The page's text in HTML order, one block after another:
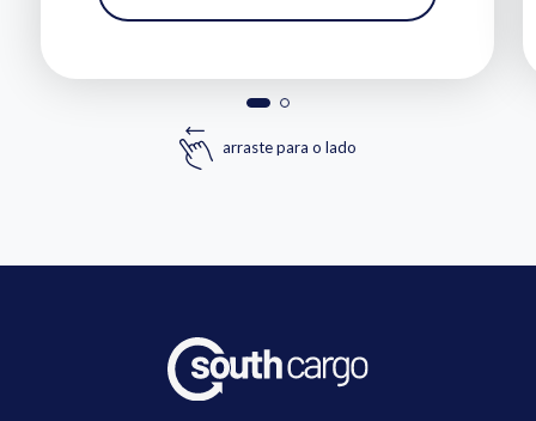
arraste para o lado